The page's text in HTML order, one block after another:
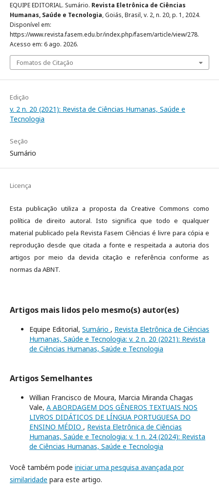
EQUIPE EDITORIAL. Sumário. Revista Eletrônica de Ciências
Humanas, Saúde e Tecnologia, Goiás, Brasil, v. 2, n. 20, p. 1, 2024.
Disponível em:
https://www.revista.fasem.edu.br/index.php/fasem/article/view/278.
Acesso em: 6 ago. 2026.
Fomatos de Citação
Edição
v. 2 n. 20 (2021): Revista de Ciências Humanas, Saúde e
Tecnologia
Seção
Sumário
Licença
Esta publicação utiliza a proposta da Creative Commons como
política de direito autoral. Isto significa que todo e qualquer
material publicado pela Revista Fasem Ciências é livre para cópia e
reprodução desde que citada a fonte e respeitada a autoria dos
artigos por meio da devida citação e referência conforme as
normas da ABNT.
Artigos mais lidos pelo mesmo(s) autor(es)
Equipe Editorial, Sumário , Revista Eletrônica de Ciências
Humanas, Saúde e Tecnologia: v. 2 n. 20 (2021): Revista
de Ciências Humanas, Saúde e Tecnologia
Artigos Semelhantes
Willian Francisco de Moura, Marcia Miranda Chagas
Vale, A ABORDAGEM DOS GÊNEROS TEXTUAIS NOS
LIVROS DIDÁTICOS DE LÍNGUA PORTUGUESA DO
ENSINO MÉDIO , Revista Eletrônica de Ciências
Humanas, Saúde e Tecnologia: v. 1 n. 24 (2024): Revista
de Ciências Humanas, Saúde e Tecnologia
Você também pode iniciar uma pesquisa avançada por
similaridade para este artigo.